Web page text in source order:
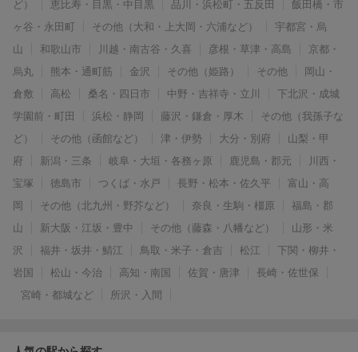
ど）
恵比寿・目黒・中目黒 品川・浜松町・五反田
飯田橋・市
ヶ谷・永田町
その他（大和・上大岡・六浦など）
宇都宮・烏
山
和歌山市 川越・南古谷・久喜 彦根・草津・高島
京都・
烏丸
熊本・通町筋 金沢 その他（姫路） その他
岡山・
倉敷
高松 桑名・四日市 中野・吉祥寺・立川
下北沢・成城
学園前・町田
浜松・静岡 藤沢・鎌倉・厚木
その他（我孫子な
ど）
その他（函館など） 津・伊勢 大分・別府
山梨・甲
府
新潟・三条 岐阜・大垣・各務ヶ原 鹿児島・郡元
川西・
宝塚
徳島市 つくば・水戸 長野・松本・佐久平
富山・高
岡
その他（北九州・野芥など） 奈良・生駒・橿原
福島・郡
山
新大阪・江坂・豊中 その他（藤森・八幡など）
山形・米
沢
福井・坂井・鯖江 鳥取・米子・倉吉 松江
下関・柳井・
岩国
松山・今治 高知・南国 佐賀・唐津
長崎・佐世保
宮崎・都城など
所沢・入間